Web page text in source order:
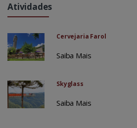
Atividades
Cervejaria Farol
Saiba Mais
Skyglass
Saiba Mais